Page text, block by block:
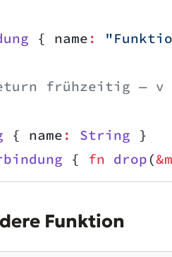
{ name :
frühzeitig — v
{ name : String }
{ fn drop(
Funktion